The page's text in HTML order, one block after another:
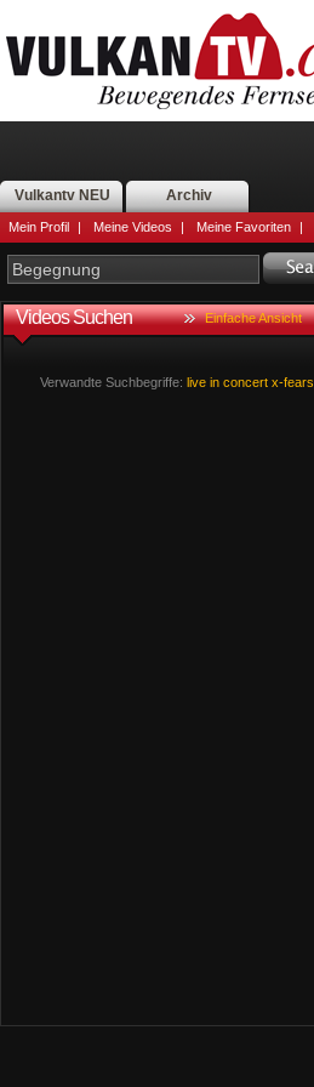
Vulkantv NEU Archiv
Mein Profil | Meine Videos | Meine Favoriten |
Videos Suchen Einfache Ansicht
Verwandte Suchbegriffe: live in concert x-fears